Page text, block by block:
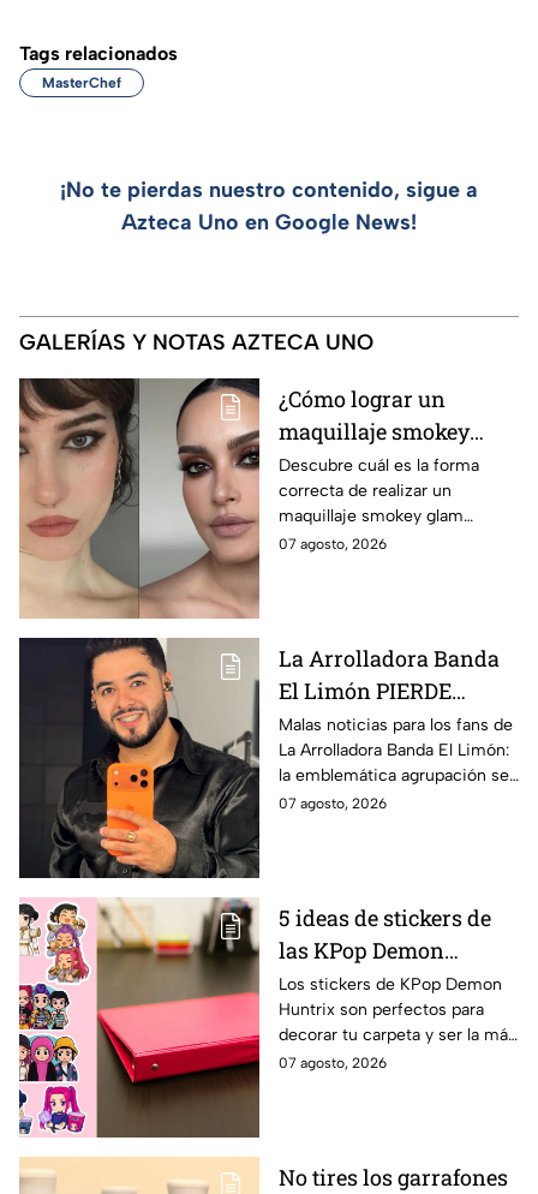
Tags relacionados
MasterChef
¡No te pierdas nuestro contenido, sigue a
Azteca Uno en Google News!
GALERÍAS Y NOTAS AZTECA UNO
¿Cómo lograr un
maquillaje smokey
glam moderno sin que
los párpados luzcan
pesados o acartonados?
Descubre cuál es la forma
correcta de realizar un
maquillaje smokey glam
moderno sin que tus párpados
07 agosto, 2026
La Arrolladora Banda
El Limón PIERDE
integrante. ¿De quién se
trata y por qué?
Malas noticias para los fans de
La Arrolladora Banda El Limón:
la emblemática agrupación se
despide de uno de sus
tambora.
07 agosto, 2026
5 ideas de stickers de
las KPop Demon
Huntrix para decorar
una carpeta este
regreso a clases
Los stickers de KPop Demon
Huntrix son perfectos para
decorar tu carpeta y ser la más
cool en este regreso a clases.
07 agosto, 2026
No tires los garrafones